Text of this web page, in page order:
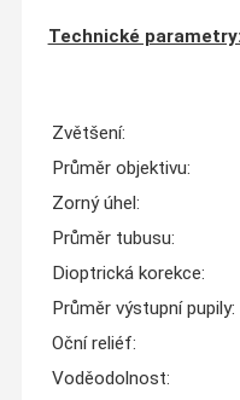
Technické parametry:
Zvětšení:
Průměr objektivu:
Zorný úhel:
Průměr tubusu:
Dioptrická korekce:
Průměr výstupní pupily:
Oční reliéf:
Voděodolnost: